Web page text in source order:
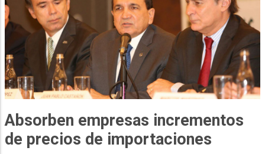
Absorben empresas incrementos
de precios de importaciones